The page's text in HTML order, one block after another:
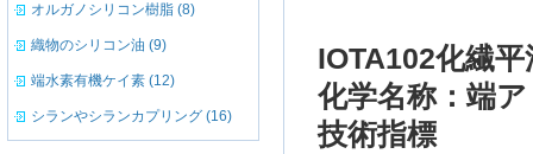
オルガノシリコン樹脂 (8)
織物のシリコン油 (9)
端水素有機ケイ素 (12)
シランやシランカプリング (16)
IOTA102化繊平
化学名称：端
技術指標